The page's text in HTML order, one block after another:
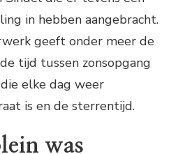
in hebben aangebracht.
geeft onder meer de
tijd tussen zonsopgang
elke dag weer
is en de sterrentijd.
was